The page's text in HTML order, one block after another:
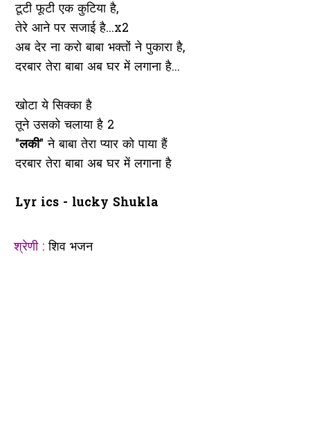
टूटी फूटी एक कुटिया है,
तेरे आने पर सजाई है...x2
अब देर ना करो बाबा भक्तों ने पुकारा है,
दरबार तेरा बाबा अब घर में लगाना है...
खोटा ये सिक्का है
तूने उसको चलाया है 2
"लकी" ने बाबा तेरा प्यार को पाया हैं
दरबार तेरा बाबा अब घर में लगाना है
Lyr ics - lucky Shukla
श्रेणी :शिव भजन